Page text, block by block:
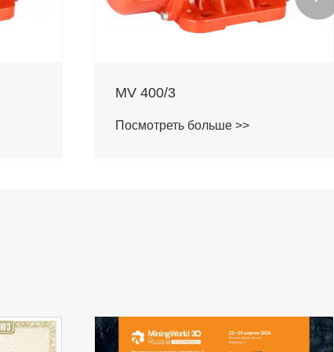
MV 200/3
Посмотреть больше >>